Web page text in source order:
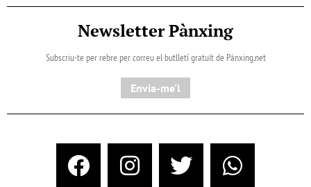
Newsletter Pànxing
Subscriu-te per rebre per correu el butlletí gratuït de Pànxing.net​
Envia-me'l